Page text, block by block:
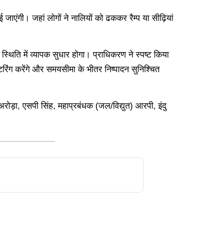
जाएंगी। जहां लोगों ने नालियों को ढककर रैम्प या सीढ़ियां
में व्यापक सुधार होगा। प्राधिकरण ने स्पष्ट किया
करेंगे और समयसीमा के भीतर निष्पादन सुनिश्चित
एसपी सिंह, महाप्रबंधक (जल/विद्युत) आरपी, इंदु